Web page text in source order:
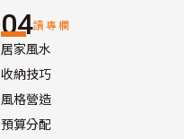
04讀專欄
居家風水
收納技巧
風格營造
預算分配